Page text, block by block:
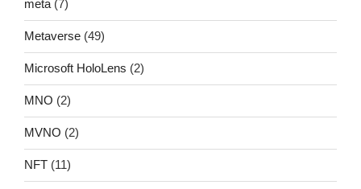
meta(7)
Metaverse (49)
Microsoft HoloLens (2)
MNO (2)
MVNO (2)
NFT (11)